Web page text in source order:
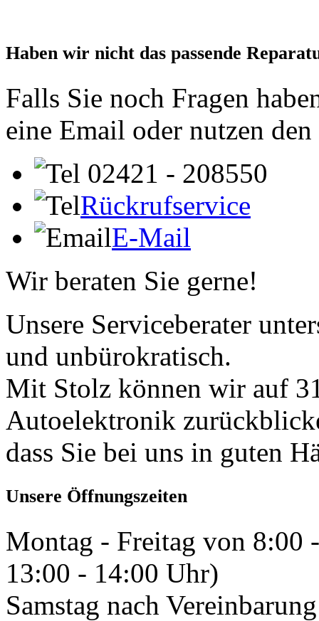
Haben wir nicht das passende
Falls Sie noch Fragen
eine Email oder nutzen
02421 - 208550
Rückrufservice
E-Mail
Wir beraten Sie gerne!
Unsere Serviceberater
und unbürokratisch.
Mit Stolz können wir auf
Autoelektronik
dass Sie bei uns in guten
Unsere Öffnungszeiten
Montag - Freitag von 8:00
13:00 - 14:00 Uhr)
Samstag nach